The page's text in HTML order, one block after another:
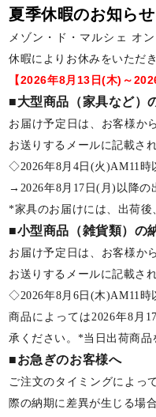
夏季休暇のお知らせ
メゾン・ド・マルシェ オ
休暇によりお休みをいただき
【2026年8月13日(木)～
■大型商品（家具など）
お届け予定日は、お客様か
お送りするメールに記載され
◇2026年8月4日(火)AM11時
→2026年8月17日(月)以降の
*家具のお届けには、出荷後
■小型商品（雑貨類）の
お届け予定日は、お客様か
お送りするメールに記載され
◇2026年8月6日(木)AM11時
商品によっては2026年8月
承ください。*当日出荷商品
■お急ぎのお客様へ
ご注文のタイミングによっ
際の納期に差異が生じる場